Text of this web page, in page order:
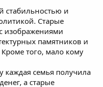
стабильностью и
Старые
изображениями
памятников и
того, мало кому
каждая семья получила
а старые